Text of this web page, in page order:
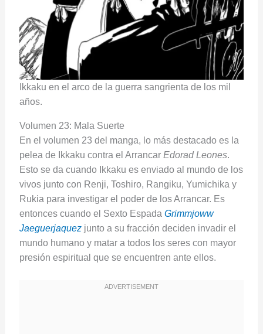
Ikkaku en el arco de la guerra sangrienta de los mil
años.
Volumen 23: Mala Suerte
En el volumen 23 del manga, lo más destacado es la
pelea de Ikkaku contra el Arrancar Edorad Leones.
Esto se da cuando Ikkaku es enviado al mundo de los
vivos junto con Renji, Toshiro, Rangiku, Yumichika y
Rukia para investigar el poder de los Arrancar. Es
entonces cuando el Sexto Espada Grimmjoww
Jaeguerjaquezjunto a su fracción deciden invadir el
mundo humano y matar a todos los seres con mayor
presión espiritual que se encuentren ante ellos.